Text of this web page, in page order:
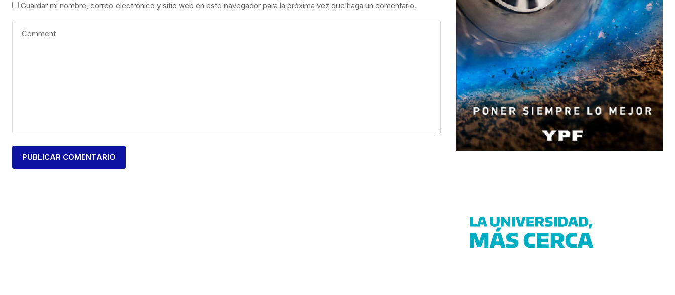
Guardar mi nombre, correo electrónico y sitio web en este navegador para la próxima vez que haga un comentario.